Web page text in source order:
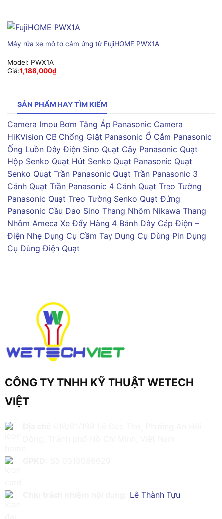
Máy rửa xe mô tơ cảm ứng từ FujiHOME PWX1A
Model: PWX1A
Giá:1,188,000₫
SẢN PHẨM HAY TÌM KIẾM
Camera Imou Bơm Tăng Áp Panasonic Camera
HiKVision CB Chống Giật Panasonic Ổ Cắm Panasonic
Ống Luồn Dây Điện Sino Quạt Cây Panasonic Quạt
Hộp Senko Quạt Hút Senko Quạt Panasonic Quạt
Senko Quạt Trần Panasonic Quạt Trần Panasonic 3
Cánh Quạt Trần Panasonic 4 Cánh Quạt Treo Tường
Panasonic Quạt Treo Tường Senko Quạt Đứng
Panasonic Cầu Dao Sino Thang Nhôm Nikawa Thang
Nhôm Ameca Xe Đẩy Hàng 4 Bánh Dây Cáp Điện –
Điện Nhẹ Dụng Cụ Cầm Tay Dụng Cụ Dùng Pin Dụng
Cụ Dùng Điện Quạt
CÔNG TY TNHH KỸ THUẬT WETECH
VIỆT
Lê Thành Tựu